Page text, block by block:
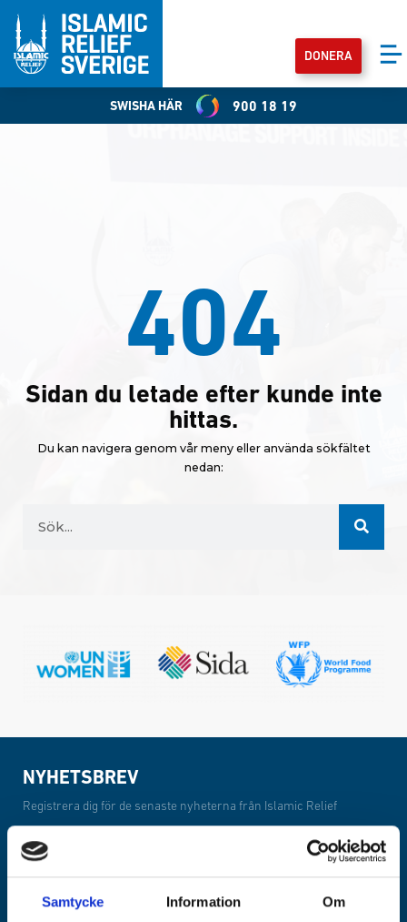
Samtycke Information Om
DONERA
SWISHA HÄR 900 18 19
404
Sidan du letade efter kunde inte
hittas.
Du kan navigera genom vår meny eller använda sökfältet
nedan:
NYHETSBREV
Registrera dig för de senaste nyheterna från Islamic Relief